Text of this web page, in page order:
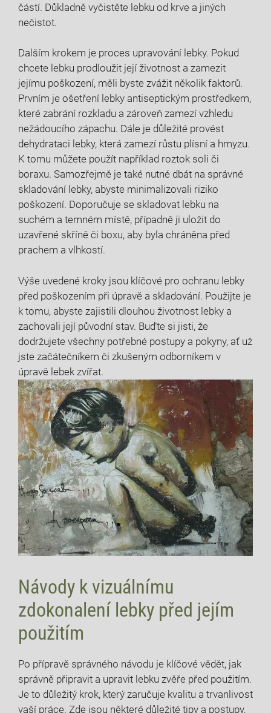
částí. Důkladně vyčistěte lebku od krve a jiných
nečistot.
Dalším krokem je proces upravování lebky. Pokud
chcete lebku prodloužit její životnost a zamezit
jejímu poškození, měli byste zvážit několik faktorů.
Prvním je ošetření lebky antiseptickým prostředkem,
které zabrání rozkladu a zároveň zamezí vzhledu
nežádoucího zápachu. Dále je důležité provést
dehydrataci lebky, která zamezí růstu plísní a hmyzu.
K tomu můžete použít například roztok soli či
boraxu. Samozřejmě je také nutné dbát na správné
skladování lebky, abyste minimalizovali riziko
poškození. Doporučuje se skladovat lebku na
suchém a temném místě, případně ji uložit do
uzavřené skříně či boxu, aby byla chráněna před
prachem a vlhkostí.
Výše uvedené kroky jsou klíčové pro ochranu lebky
před poškozením při úpravě a skladování. Použijte je
k tomu, abyste zajistili dlouhou životnost lebky a
zachovali její původní stav. Buďte si jisti, že
dodržujete všechny potřebné postupy a pokyny, ať už
jste začátečníkem či zkušeným odborníkem v
úpravě lebek zvířat.
Návody k vizuálnímu
zdokonalení lebky před jejím
použitím
Po přípravě správného návodu je klíčové vědět, jak
správně připravit a upravit lebku zvěře před použitím.
Je to důležitý krok, který zaručuje kvalitu a trvanlivost
vaší práce. Zde jsou některé důležité tipy a postupy,